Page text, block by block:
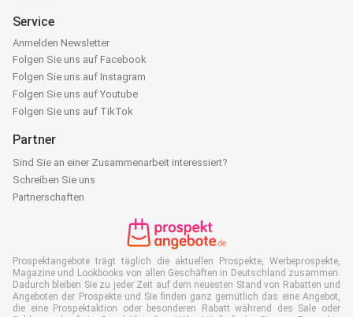
Service
Anmelden Newsletter
Folgen Sie uns auf Facebook
Folgen Sie uns auf Instagram
Folgen Sie uns auf Youtube
Folgen Sie uns auf TikTok
Partner
Sind Sie an einer Zusammenarbeit interessiert?
Schreiben Sie uns
Partnerschaften
Prospektangebote trägt täglich die aktuellen Prospekte, Werbeprospekte,
Magazine und Lookbooks von allen Geschäften in Deutschland zusammen.
Dadurch bleiben Sie zu jeder Zeit auf dem neuesten Stand von Rabatten und
Angeboten der Prospekte und Sie finden ganz gemütlich das eine Angebot,
die eine Prospektaktion oder besonderen Rabatt während des Sale oder